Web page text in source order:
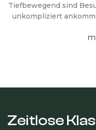
Tiefbewegend sind
unkompliziert
Zeitlose